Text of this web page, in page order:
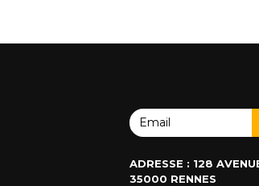
ADRESSE : 128
35000 RENNES